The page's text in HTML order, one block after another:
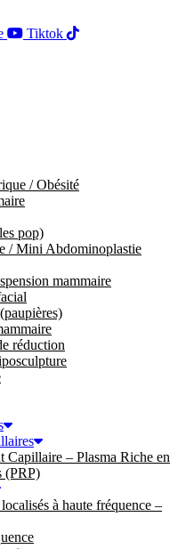
Tiktok
/ Obésité
pop)
/ Mini Abdominoplastie
mammaire
réduction
Capillaire – Plasma Riche en
(PRP)
à haute fréquence –